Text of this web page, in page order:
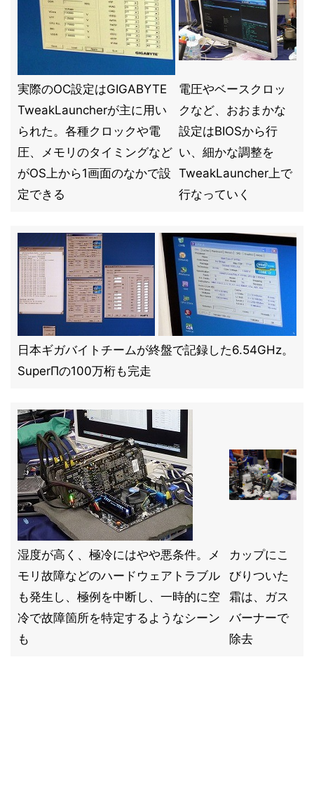
実際のOC設定はGIGABYTE
TweakLauncherが主に用い
られた。各種クロックや電
圧、メモリのタイミングなど
がOS上から1画面のなかで設
定できる
電圧やベースクロッ
クなど、おおまかな
設定はBIOSから行
い、細かな調整を
TweakLauncher上で
行なっていく
日本ギガバイトチームが終盤で記録した6.54GHz。
SuperΠの100万桁も完走
湿度が高く、極冷にはやや悪条件。メ
モリ故障などのハードウェアトラブル
も発生し、極例を中断し、一時的に空
冷で故障箇所を特定するようなシーン
も
カップにこ
びりついた
霜は、ガス
バーナーで
除去